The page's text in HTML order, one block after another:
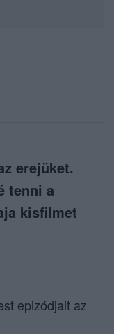
erejüket.
tenni a
kisfilmet
epizódjait az